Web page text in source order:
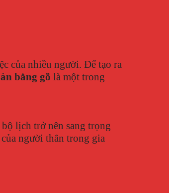
của nhiều người. Để tạo ra
bằng gỗ là một trong
bộ lịch trở nên sang trọng
người thân trong gia